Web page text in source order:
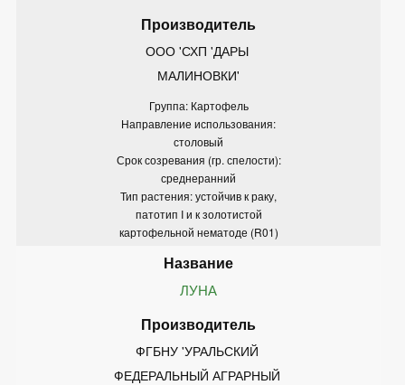
ООО 'СХП 'ДАРЫ
МАЛИНОВКИ'
Группа: Картофель
Направление использования:
столовый
Срок созревания (гр. спелости):
среднеранний
Тип растения: устойчив к раку,
патотип I и к золотистой
картофельной нематоде (R01)
ЛУНА
ФГБНУ 'УРАЛЬСКИЙ
ФЕДЕРАЛЬНЫЙ АГРАРНЫЙ